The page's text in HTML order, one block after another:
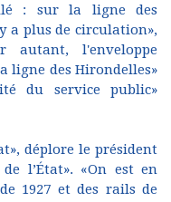
: sur la ligne des
a plus de circulation»,
autant, l'enveloppe
ligne des Hirondelles»
du service public»
déplore le président
l’État». «On est en
1927 et des rails de